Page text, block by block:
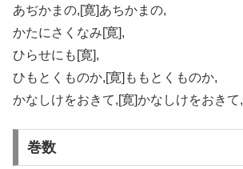
あぢかまの,[寛]あちかまの,
かたにさくなみ[寛],
ひらせにも[寛],
ひもとくものか,[寛]ももとくものか,
かなしけをおきて,[寛]かなしけをおきて,
巻数